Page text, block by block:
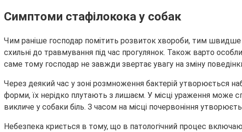
Симптоми стафілокока у собак
Чим раніше господар помітить розвиток хвороби, тим швидше
схильні до травмування під час прогулянок. Також варто
саме тому господар не завжди звертає увагу на зміну
Через деякий час у зоні розмноження бактерій утворюється
форми, їх нерідко плутають з лишаєм. У місці ураження може
викличе у собаки біль. З часом на місці почервоніння
Небезпека криється в тому, що в патологічний процес